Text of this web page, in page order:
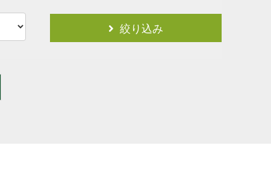
絞り込み